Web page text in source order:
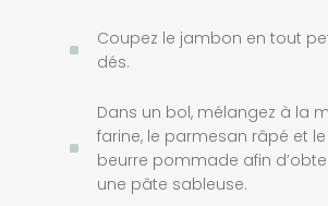
Coupez le jambon en tout
dés.
Dans un bol, mélangez à la
farine, le parmesan râpé et le
beurre pommade afin
une pâte sableuse.